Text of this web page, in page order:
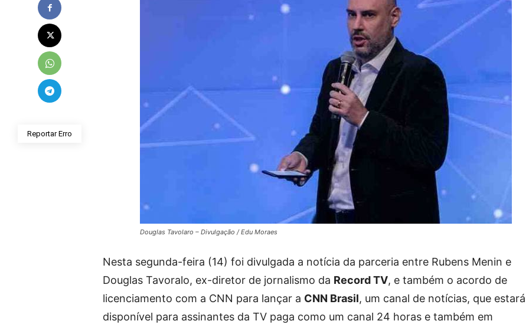
Reportar Erro
Douglas Tavolaro – Divulgação / Edu Moraes
Nesta segunda-feira (14) foi divulgada a notícia da parceria entre Rubens Menin e
Douglas Tavoralo, ex-diretor de jornalismo da Record TV, e também o acordo de
licenciamento com a CNN para lançar a CNN Brasil, um canal de notícias, que estará
disponível para assinantes da TV paga como um canal 24 horas e também em